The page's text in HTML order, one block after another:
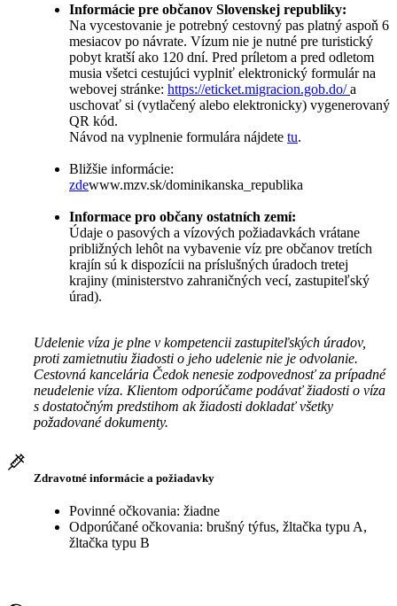
Informácie pre občanov Slovenskej republiky:
Na vycestovanie je potrebný cestovný pas platný aspoň 6
mesiacov po návrate. Vízum nie je nutné pre turistický
pobyt kratší ako 120 dní. Pred príletom a pred odletom
musia všetci cestujúci vyplniť elektronický formulár na
webovej stránke: https://eticket.migracion.gob.do/a
uschovať si (vytlačený alebo elektronicky) vygenerovaný
QR kód.
Návod na vyplnenie formulára nájdete tu.
Bližšie informácie:
zdewww.mzv.sk/dominikanska_republika
Informace pro občany ostatních zemí:
Údaje o pasových a vízových požiadavkách vrátane
približných lehôt na vybavenie víz pre občanov tretích
krajín sú k dispozícii na príslušných úradoch tretej
krajiny (ministerstvo zahraničných vecí, zastupiteľský
úrad).
Udelenie víza je plne v kompetencii zastupiteľských úradov,
proti zamietnutiu žiadosti o jeho udelenie nie je odvolanie.
Cestovná kancelária Čedok nenesie zodpovednosť za prípadné
neudelenie víza. Klientom odporúčame podávať žiadosti o víza
s dostatočným predstihom ak žiadosti dokladať všetky
požadované dokumenty.
Zdravotné informácie a požiadavky
Povinné očkovania: žiadne
Odporúčané očkovania: brušný týfus, žltačka typu A,
žltačka typu B